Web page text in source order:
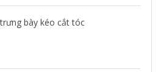
bày kéo cắt tóc